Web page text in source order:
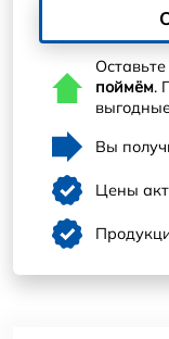
поймём.
Вы
Цены